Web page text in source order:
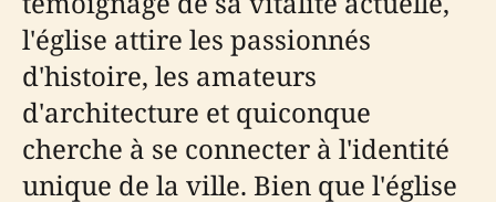
l'église attire les passionnés
d'histoire, les amateurs
d'architecture et quiconque
cherche à se connecter à l'identité
unique de la ville. Bien que l'église